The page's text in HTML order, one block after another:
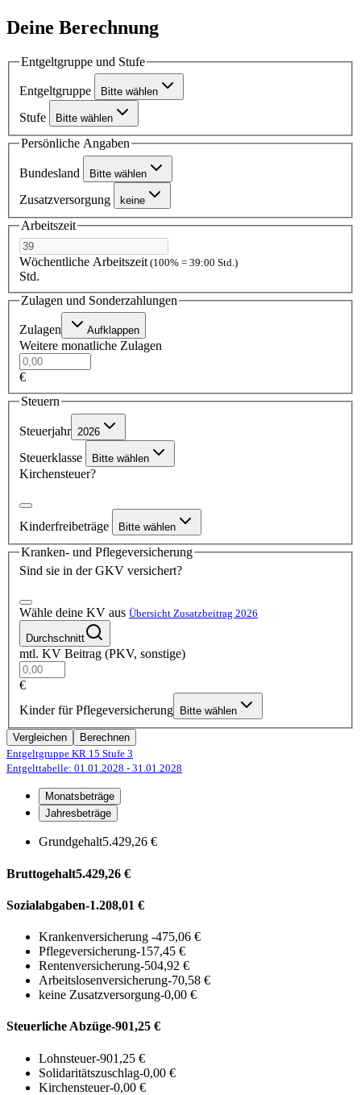
Deine Berechnung
Entgeltgruppe und Stufe
Entgeltgruppe Bitte wählen
Stufe Bitte wählen
Persönliche Angaben
Bundesland Bitte wählen
Zusatzversorgung keine
Arbeitszeit
Wöchentliche Arbeitszeit (100% = 39:00 Std.)
Std.
Zulagen und Sonderzahlungen
Zulagen Aufklappen
Weitere monatliche Zulagen
€
Steuern
Steuerjahr 2026
Steuerklasse Bitte wählen
Kirchensteuer?
Kinderfreibeträge Bitte wählen
Kranken- und Pflegeversicherung
Sind sie in der GKV versichert?
Wähle deine KV aus Übersicht Zusatzbeitrag 2026
Durchschnitt
mtl. KV Beitrag (PKV, sonstige)
€
Kinder für Pflegeversicherung
Bitte wählen
Vergleichen
Berechnen
Entgeltgruppe KR 15 Stufe 3
Entgelttabelle: 01.01.2028 - 31.01.2028
Monatsbeträge
Jahresbeträge
Grundgehalt5.429,26 €
Bruttogehalt5.429,26 €
Sozialabgaben-1.208,01 €
Krankenversicherung -475,06 €
Pflegeversicherung-157,45 €
Rentenversicherung-504,92 €
Arbeitslosenversicherung-70,58 €
keine Zusatzversorgung-0,00 €
Steuerliche Abzüge-901,25 €
Lohnsteuer-901,25 €
Solidaritätszuschlag-0,00 €
Kirchensteuer-0,00 €